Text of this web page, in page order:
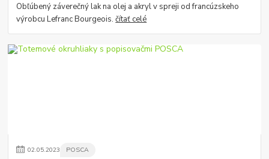
Obľúbený záverečný lak na olej a akryl v spreji od francúzskeho
výrobcu Lefranc Bourgeois.čítať celé
02.05.2023 POSCA